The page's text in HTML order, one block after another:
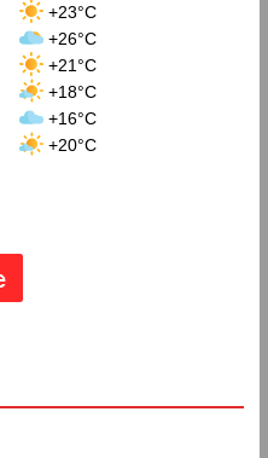
+23°C
+26°C
+21°C
+18°C
+16°C
+20°C